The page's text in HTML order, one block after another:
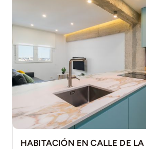
HABITACIÓN EN CALLE DE